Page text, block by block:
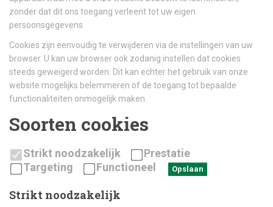
zonder dat dit ons toegang verleent tot uw eigen
persoonsgegevens.
Cookies zijn eenvoudig te verwijderen via de instellingen van uw
browser. U kan uw browser ook zodanig instellen dat cookies
steeds geweigerd worden. Dit kan echter het gebruik van onze
website mogelijks belemmeren of de toegang tot bepaalde
functionaliteiten onmogelijk maken.
Soorten cookies
Strikt noodzakelijk
Prestatie
Targeting
Functioneel Opslaan
Strikt noodzakelijk